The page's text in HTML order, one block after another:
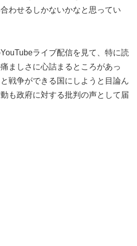
わせるしかないかなと思ってい
ライブ配信を見て、特に読
ましさに心詰まるところがあっ
戦争ができる国にしようと目論ん
も政府に対する批判の声として届